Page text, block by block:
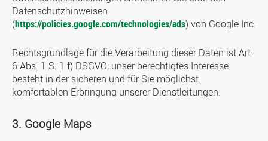
Datenschutzhinweisen
(https://policies.google.com/technologies/ads) von Google Inc.
Rechtsgrundlage für die Verarbeitung dieser Daten ist Art.
6 Abs. 1 S. 1 f) DSGVO; unser berechtigtes Interesse
besteht in der sicheren und für Sie möglichst
komfortablen Erbringung unserer Dienstleitungen.
3. Google Maps